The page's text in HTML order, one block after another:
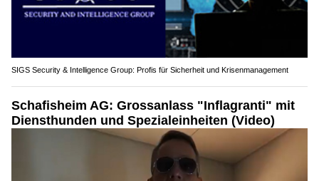
SIGS Security & Intelligence Group: Profis für Sicherheit und Krisenmanagement
Schafisheim AG: Grossanlass "Inflagranti" mit
Diensthunden und Spezialeinheiten (Video)